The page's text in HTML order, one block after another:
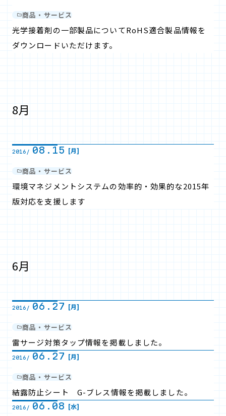
商品・サービス
光学接着剤の一部製品についてRoHS適合製品情報を
ダウンロードいただけます。
8月
2016/ 08.15 [月]
商品・サービス
環境マネジメントシステムの効率的・効果的な2015年
版対応を支援します
6月
2016/ 06.27 [月]
商品・サービス
雷サージ対策タップ情報を掲載しました。
2016/ 06.27 [月]
商品・サービス
結露防止シート G-ブレス情報を掲載しました。
2016/ 06.08 [水]